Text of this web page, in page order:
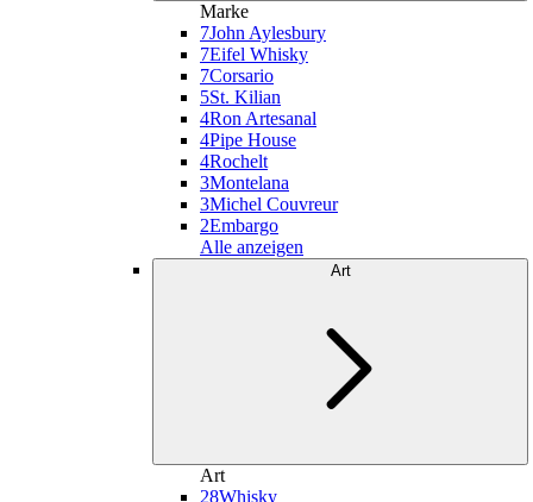
Marke
7John Aylesbury
7Eifel Whisky
7Corsario
5St. Kilian
4Ron Artesanal
4Pipe House
4Rochelt
3Montelana
3Michel Couvreur
2Embargo
Alle anzeigen
Art
Art
28Whisky